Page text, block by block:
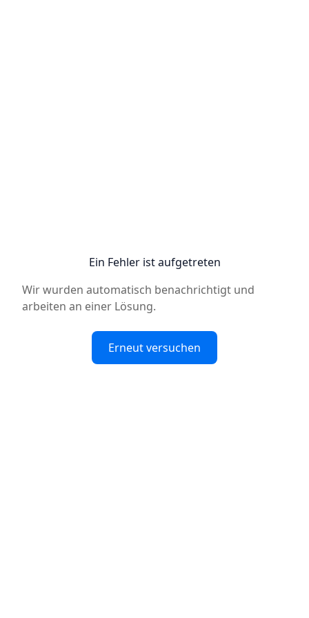
Ein Fehler ist aufgetreten
Wir wurden automatisch benachrichtigt und
arbeiten an einer Lösung.
Erneut versuchen